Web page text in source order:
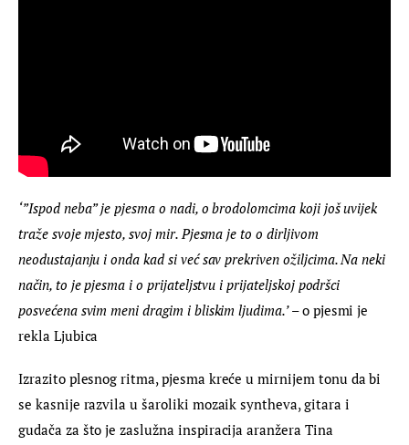
‘”Ispod neba” je pjesma o nadi, o brodolomcima koji još uvijek
traže svoje mjesto, svoj mir. Pjesma je to o dirljivom
neodustajanju i onda kad si već sav prekriven ožiljcima. Na neki
način, to je pjesma i o prijateljstvu i prijateljskoj podršci
posvećena svim meni dragim i bliskim ljudima.’ – o pjesmi je
rekla Ljubica
Izrazito plesnog ritma, pjesma kreće u mirnijem tonu da bi
se kasnije razvila u šaroliki mozaik syntheva, gitara i
gudača za što je zaslužna inspiracija aranžera Tina